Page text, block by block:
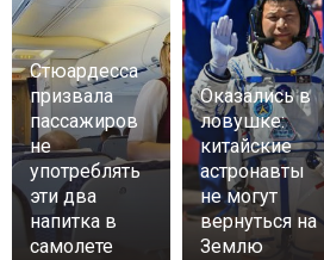
Стюардесса
призвала
пассажиров
не
употреблять
эти два
напитка в
самолете
Оказались в
ловушке:
китайские
астронавты
не могут
вернуться на
Землю